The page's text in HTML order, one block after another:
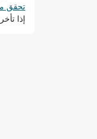
لها.
تحقق
إذا